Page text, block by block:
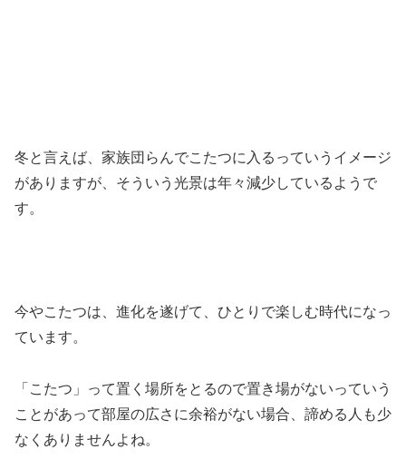
冬と言えば、家族団らんでこたつに入るっていうイメージ
がありますが、そういう光景は年々減少しているようで
す。
今やこたつは、進化を遂げて、ひとりで楽しむ時代になっ
ています。
「こたつ」って置く場所をとるので置き場がないっていう
ことがあって部屋の広さに余裕がない場合、諦める人も少
なくありませんよね。